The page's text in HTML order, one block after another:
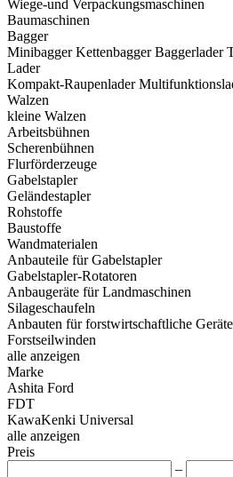
Wiege-und Verpackungsmaschinen
Baumaschinen
Bagger
Minibagger Kettenbagger Baggerlader
Lader
Kompakt-Raupenlader
Walzen
kleine Walzen
Arbeitsbühnen
Scherenbühnen
Flurförderzeuge
Gabelstapler
Geländestapler
Rohstoffe
Baustoffe
Wandmaterialen
Anbauteile für Gabelstapler
Gabelstapler-Rotatoren
Anbaugeräte für Landmaschinen
Silageschaufeln
Anbauten für forstwirtschaftliche Geräte
Forstseilwinden
alle anzeigen
Marke
Ashita Ford
FDT
KawaKenki Universal
alle anzeigen
Preis
–